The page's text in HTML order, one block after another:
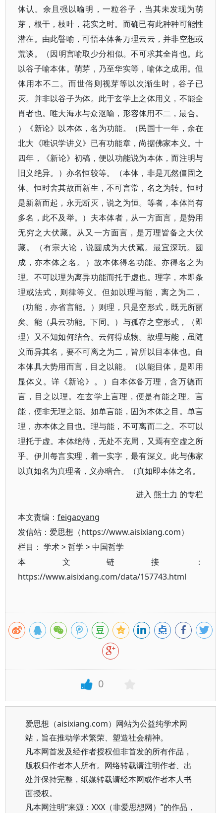
体认。余且强以喻明，一粒谷子，当其未发现为萌
芽，根干，枝叶，花实之时。而确已有此种种可能性
潜在。由此譬喻，可悟本体备万理云云，并非空想或
荒谈。​（因明言喻取少分相似。不可求其全肖也。此
以谷子喻本体。萌芽，乃至华实等，喻体之成用。但
体用本不二。而世俗则视芽等以次渐生时，谷子已
灭。并非以谷子为体。此于玄学上之体用义，不能全
肖者也。唯大海水与众沤喻，形容体用不二，最合。​
）《新论》以本体，名为功能。​（民国十一年，余在
北大《唯识学讲义》已有功能章，尚据佛家本义。十
四年，​《新论》初稿，便以功能说为本体，而注明与
旧义绝异。​）亦名恒较等。​（本体，非是兀然僵固之
体。恒时舍其故而新生，不可言常，名之为转。恒时
是新新而起，永无断灭，说之为恒。等者，本体尚有
多名，此不及举。​）夫本体者，从一方面言，是势用
无穷之大伏藏。从又一方面言，是万理皆备之大伏
藏。​（有宗大论，说圆成为大伏藏。最宜深玩。圆
成，亦本体之名。​）故本体得名功能。亦得名之为
理。不可以理为离异功能而托于虚也。理字，本即条
理或法式，则律等义。但如以理与能，离之为二，​
（功能，亦省言能。​）则理，只是空形式，既无所丽
矣。能（具云功能。下同。​）与孤存之空形式，​（即
理）又不知如何结合。云何得成物。故理与能，虽随
义而异其名，要不可离之为二，皆所以目本体也。自
本体具大势用而言，目之以能。​（以能目体，是即用
显体义。详《新论》​。​）自本体备万理，含万德而
言，目之以理。在玄学上言理，便是有能之理。言
能，便非无理之能。如单言能，固为本体之目。单言
理，亦本体之目也。理与能，不可离而二之。不可以
理托于虚。本体绝待，无处不充周，又焉有空虚之所
乎。伊川每言实理，着一实字，最有深义。此与佛家
以真如名为真理者，义亦暗合。​（真如即本体之名。​
进入 熊十力 的专栏
本文责编： feigaoyang
发信站：爱思想（https://www.aisixiang.com）
栏目： 学术>哲学 >中国哲学
本文链接：
https://www.aisixiang.com/data/157743.html
0
爱思想（aisixiang.com）网站为公益纯学术网
站，旨在推动学术繁荣、塑造社会精神。
凡本网首发及经作者授权但非首发的所有作品，
版权归作者本人所有。网络转载请注明作者、出
处并保持完整，纸媒转载请经本网或作者本人书
面授权。
凡本网注明“来源：XXX（非爱思想网）”的作品，